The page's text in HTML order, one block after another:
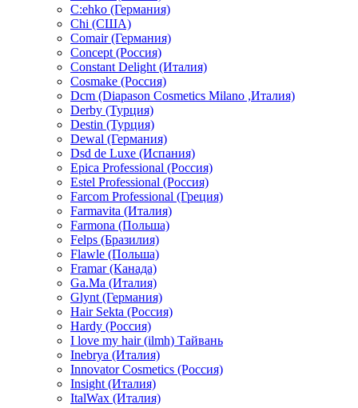
C:ehko (Германия)
Chi (США)
Comair (Германия)
Concept (Россия)
Constant Delight (Италия)
Cosmake (Россия)
Dcm (Diapason Cosmetics Milano ,Италия)
Derby (Турция)
Destin (Турция)
Dewal (Германия)
Dsd de Luxe (Испания)
Epica Professional (Россия)
Estel Professional (Россия)
Farcom Professional (Греция)
Farmavita (Италия)
Farmona (Польша)
Felps (Бразилия)
Flawle (Польша)
Framar (Канада)
Ga.Ma (Италия)
Glynt (Германия)
Hair Sekta (Россия)
Hardy (Россия)
I love my hair (ilmh) Тайвань
Inebrya (Италия)
Innovator Cosmetics (Россия)
Insight (Италия)
ItalWax (Италия)